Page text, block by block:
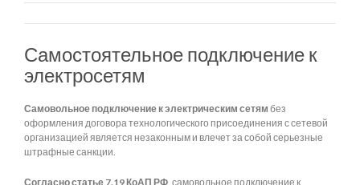
Самостоятельное подключение к
электросетям
Самовольное подключение к электрическим сетям без
оформления договора технологического присоединения с сетевой
организацией является незаконным и влечет за собой серьезные
штрафные санкции.
Согласно статье 7.19 КоАП РФ, самовольное подключение к